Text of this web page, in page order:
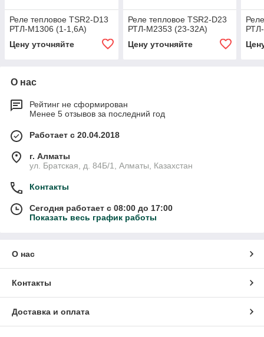
Реле тепловое TSR2-D13
РТЛ-М1306 (1-1,6A)
Цену уточняйте
Реле тепловое TSR2-D23
РТЛ-М2353 (23-32A)
Цену уточняйте
О нас
Рейтинг не сформирован
Менее 5 отзывов за последний год
Работает с 20.04.2018
г. Алматы
ул. Братская, д. 84Б/1, Алматы, Казахстан
Контакты
Сегодня работает с 08:00 до 17:00
Показать весь график работы
О нас
Контакты
Доставка и оплата